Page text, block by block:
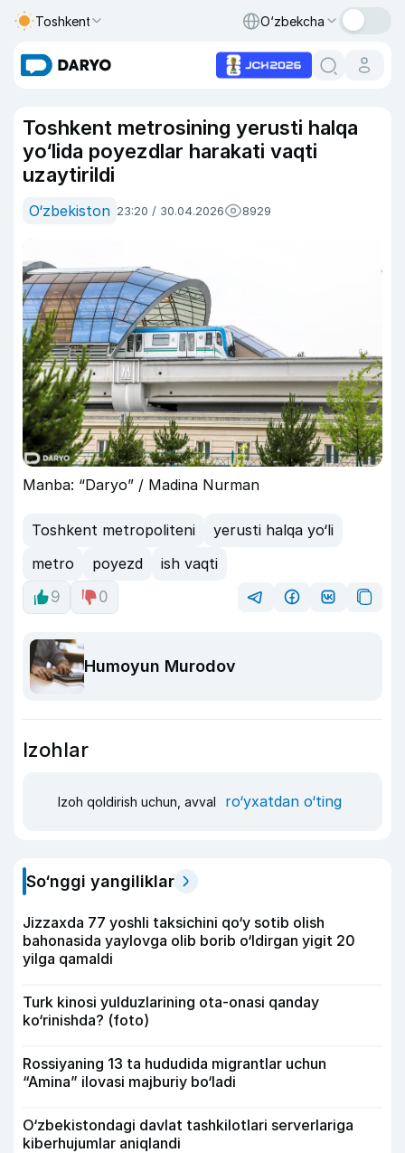
Toshkent O‘zbekcha
Toshkent metrosining yerusti halqa
yo‘lida poyezdlar harakati vaqti
uzaytirildi
O‘zbekiston 23:20 / 30.04.2026 8929
Manba: “Daryo” / Madina Nurman
Toshkent metropoliteni
yerusti halqa yo‘li
metro
poyezd
ish vaqti
9
0
Humoyun Murodov
Izohlar
Izoh qoldirish uchun, avval ro‘yxatdan o‘ting
So‘nggi yangiliklar
Jizzaxda 77 yoshli taksichini qo‘y sotib olish
bahonasida yaylovga olib borib o‘ldirgan yigit 20
yilga qamaldi
Turk kinosi yulduzlarining ota-onasi qanday
ko‘rinishda? (foto)
Rossiyaning 13 ta hududida migrantlar uchun
“Amina” ilovasi majburiy bo‘ladi
O‘zbekistondagi davlat tashkilotlari serverlariga
kiberhujumlar aniqlandi